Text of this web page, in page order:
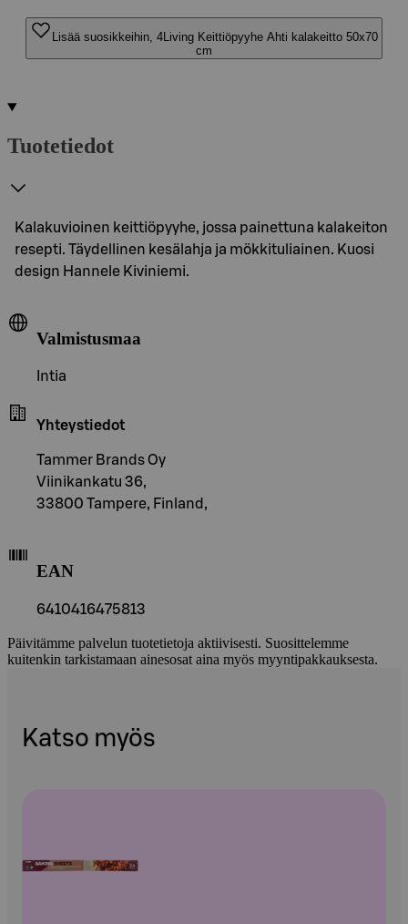
Lisää suosikkeihin, 4Living Keittiöpyyhe Ahti kalakeitto 50x70
cm
Tuotetiedot
Kalakuvioinen keittiöpyyhe, jossa painettuna kalakeiton
resepti. Täydellinen kesälahja ja mökkituliainen. Kuosi
design Hannele Kiviniemi.
Valmistusmaa
Intia
Yhteystiedot
Tammer Brands Oy
Viinikankatu 36,
33800 Tampere, Finland,
EAN
6410416475813
Päivitämme palvelun tuotetietoja aktiivisesti. Suosittelemme
kuitenkin tarkistamaan ainesosat aina myös myyntipakkauksesta.
Katso myös